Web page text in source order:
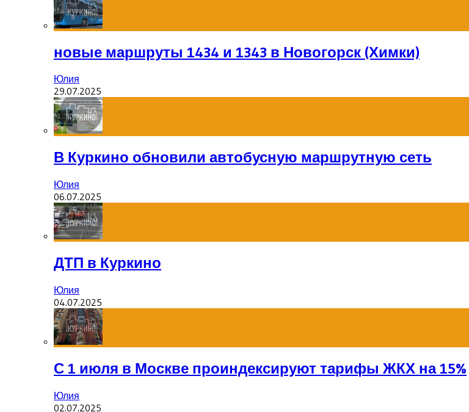
новые маршруты 1434 и 1343 в Новогорск (Химки)
Юлия
29.07.2025
В Куркино обновили автобусную маршрутную сеть
Юлия
06.07.2025
ДТП в Куркино
Юлия
04.07.2025
С 1 июля в Москве проиндексируют тарифы ЖКХ на 15%
Юлия
02.07.2025